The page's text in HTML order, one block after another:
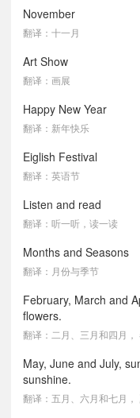
November
翻译：十一月
Art Show
翻译：画展
Happy New Year
翻译：新年快乐
Eiglish Festival
翻译：英语节
Listen and read
翻译：听一听，读一读
Months and Seasons
翻译：月份与季节
February, March and
flowers.
翻译：二月、三月和四月，
May, June and July,
sunshine.
翻译：五月、六月和七月，